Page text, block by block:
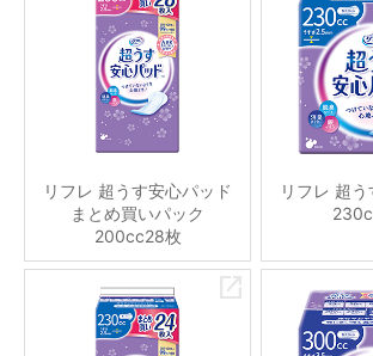
リフレ 超うす安心パッド
まとめ買いパック
200cc28枚
リフレ 超